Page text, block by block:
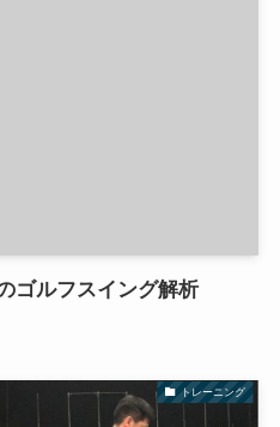
ゴルフスイング解析
トレーニング